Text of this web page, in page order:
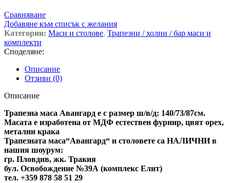
Сравняване
Добавяне към списък с желания
Категории: Маси и столове, Трапезни / холни / бар маси и
комплекти
Споделяне:
Описание
Отзиви (0)
Описание
Трапезна маса Авангард е с размер ш/в/д: 140/73/87см.
Масата е изработена от МДФ естествен фурнир, цвят орех,
метални крака
Трапезната маса“Авангард“ и столовете са НАЛИЧНИ в
нашия шоурум:
гр. Пловдив, жк. Тракия
бул. Освобождение №39А (комплекс Елит)
тел. +359 878 58 51 29